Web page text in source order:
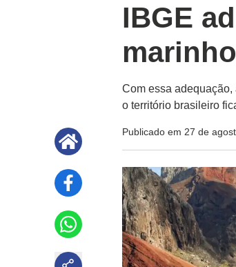
IBGE
Com essa
o território brasileiro
Publicado em 27 de